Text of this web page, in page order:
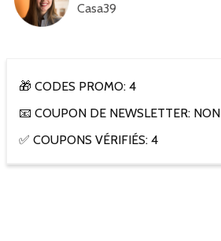
Casa39
🎁 CODES PROMO: 4
📧 COUPON DE NEWSLETTER: NON
✅ COUPONS VÉRIFIÉS: 4